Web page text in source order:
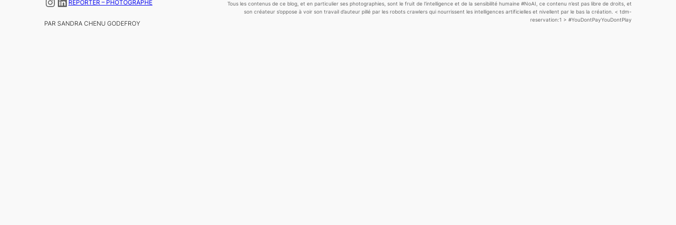
REPORTER – PHOTOGRAPHE
PAR SANDRA CHENU GODEFROY
Tous les contenus de ce blog, et en particulier ses photographies, sont le fruit de l’intelligenceet de la sensibilité humaine#NoAI, ce contenu n’est pas libre de droits, et
son créateur s’oppose à voir son travail d’auteur pillé par les robots crawlers qui nourrissent les intelligences artificielles et nivellent par le bas la création. < tdm-
reservation:1 > #YouDontPayYouDontPlay